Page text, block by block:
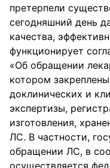
претерпели
сегодняшний день
качества,
функционирует
«Об обращении
котором
доклинических и
экспертизы,
изготовления,
ЛС. В частности,
обращении ЛС, в
осуществляется